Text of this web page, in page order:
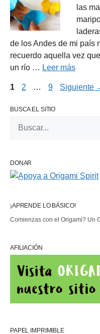
las
de los Andes de mi país
recuerdo aquella vez
un río … Leer más
Página
1 Página
2 … Página
9 Siguiente
BUSCA EL SITIO
DONAR
¡APRENDE LO BÁSICO!
Comienzas con el Origami? Un
AFILIACIÓN
PAPEL IMPRIMIBLE